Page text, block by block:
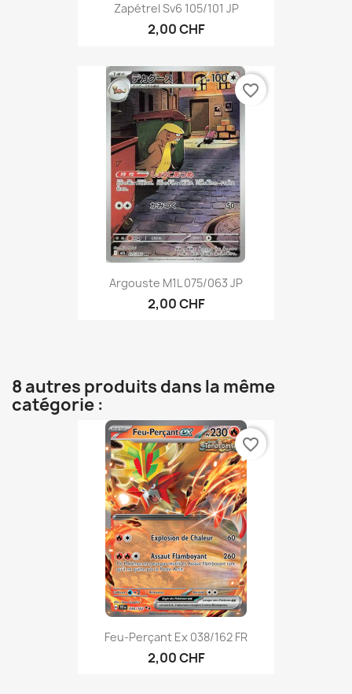
Zapétrel Sv6 105/101 JP
2,00 CHF
Argouste M1L 075/063 JP
2,00 CHF
favorite_border
8 autres produits dans la même
catégorie :
Feu-Perçant Ex 038/162 FR
2,00 CHF
favorite_border